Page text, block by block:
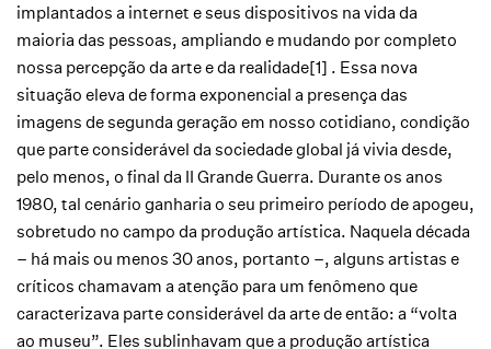
implantados a internet e seus dispositivos na vida da
maioria das pessoas, ampliando e mudando por completo
nossa percepção da arte e da realidade[1] . Essa nova
situação eleva de forma exponencial a presença das
imagens de segunda geração em nosso cotidiano, condição
que parte considerável da sociedade global já vivia desde,
pelo menos, o final da II Grande Guerra. Durante os anos
1980, tal cenário ganharia o seu primeiro período de apogeu,
sobretudo no campo da produção artística. Naquela década
– há mais ou menos 30 anos, portanto –, alguns artistas e
críticos chamavam a atenção para um fenômeno que
caracterizava parte considerável da arte de então: a “volta
ao museu”. Eles sublinhavam que a produção artística